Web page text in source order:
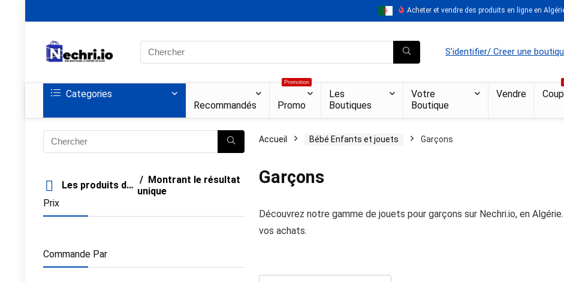
Acheter et vendre des produits en ligne en
Search
for:
S'identifier/ Creer une
Categories
Recommandés
Promotion
Promo
Les
Boutiques
Votre
Boutique
Vendre
Les produits de filtre
Montrant le résultat
unique
Prix
Commande Par
Accueil Bébé Enfants et jouets Garçons
Garçons
Découvrez notre gamme de jouets pour garçons sur Nechri.io, en
vos achats.